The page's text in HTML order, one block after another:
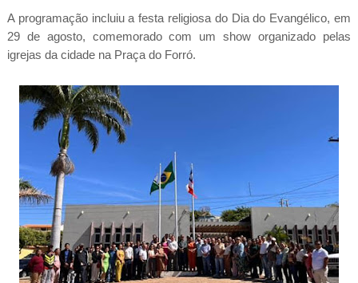
A programação incluiu a festa religiosa do Dia do Evangélico, em
29 de agosto, comemorado com um show organizado pelas
igrejas da cidade na Praça do Forró.